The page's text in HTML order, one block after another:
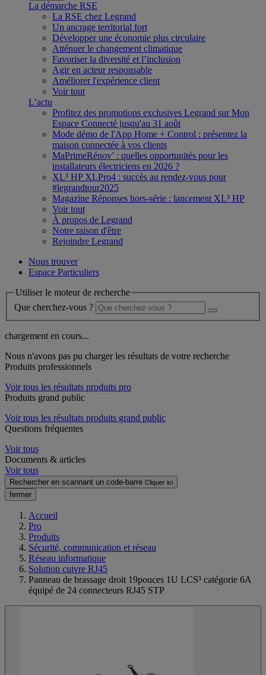
La démarche RSE
La RSE chez Legrand
Un ancrage territorial fort
Développer une économie plus circulaire
Atténuer le changement climatique
Favoriser la diversité et l’inclusion
Agir en acteur responsable
Améliorer l'expérience client
Voir tout
L’actu
Profitez des promotions exclusives Legrand sur Mon
Espace Connecté jusqu'au 31 août
Mode démo de l'App Home + Control : présentez la
maison connectée à vos clients
MaPrimeRénov’ : quelles opportunités pour les
installateurs électriciens en 2026 ?
XL³ HP XLPro4 : succès au rendez-vous pour
#legrandtour2025
Magazine Réponses hors-série : lancement XL³ HP
Voir tout
À propos de Legrand
Notre raison d'être
Rejoindre Legrand
Nous trouver
Espace Particuliers
Utiliser le moteur de recherche
Que cherchez-vous ?
chargement en cours...
Nous n'avons pas pu charger les résultats de votre recherche
Produits professionnels
Voir tous les résultats produits pro
Produits grand public
Voir tous les résultats produits grand public
Questions fréquentes
Voir tous
Documents & articles
Voir tous
Rechercher en scannant un code-barre Cliquer ici
fermer
Accueil
Pro
Produits
Sécurité, communication et réseau
Réseau informatique
Solution cuivre RJ45
Panneau de brassage droit 19pouces 1U LCS³ catégorie 6A
équipé de 24 connecteurs RJ45 STP